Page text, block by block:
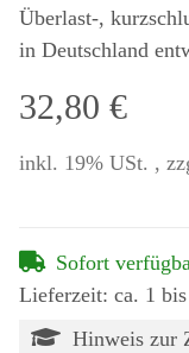
Überlast-,
in Deutschland
32,80 €
inkl. 19% USt. ,
Sofort
Lieferzeit: ca. 1
Hinweis zur